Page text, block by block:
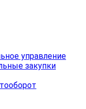
управление
закупки